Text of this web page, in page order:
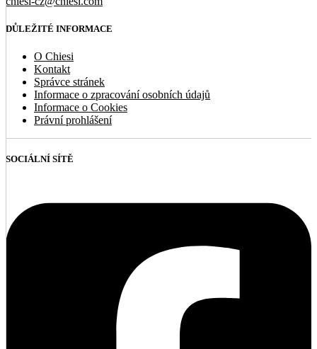
DŮLEŽITÉ INFORMACE
O Chiesi
Kontakt
Správce stránek
Informace o zpracování osobních údajů
Informace o Cookies
Právní prohlášení
SOCIÁLNÍ SÍTĚ